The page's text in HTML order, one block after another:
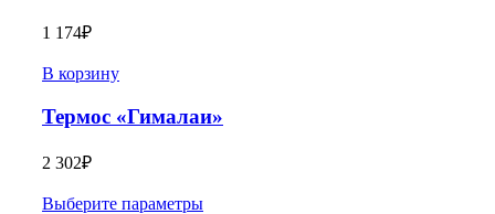
1 174₽
В корзину
Термос «Гималаи»
2 302₽
Выберите параметры